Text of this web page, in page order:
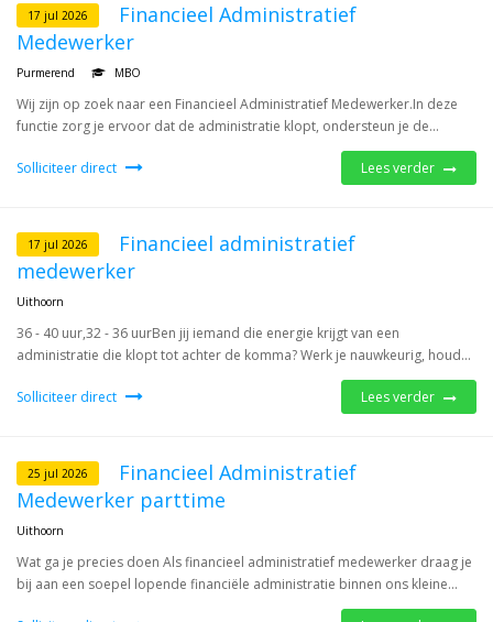
17 jul 2026
Financieel Administratief
Medewerker
Purmerend MBO
Wij zijn op zoek naar een Financieel Administratief Medewerker.In deze
functie zorg je ervoor dat de administratie klopt, ondersteun je de...
Solliciteer direct Lees verder
17 jul 2026
Financieel administratief
medewerker
Uithoorn
36 - 40 uur,32 - 36 uurBen jij iemand die energie krijgt van een
administratie die klopt tot achter de komma? Werk je nauwkeurig, houd...
Solliciteer direct Lees verder
25 jul 2026
Financieel Administratief
Medewerker parttime
Uithoorn
Wat ga je precies doen Als financieel administratief medewerker draag je
bij aan een soepel lopende financiële administratie binnen ons kleine...